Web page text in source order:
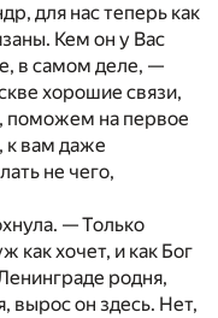
для нас теперь как
Кем он у Вас
в самом деле, —
хорошие связи,
поможем на первое
к вам даже
не чего,
— Только
как хочет, и как Бог
родня,
вырос он здесь. Нет,